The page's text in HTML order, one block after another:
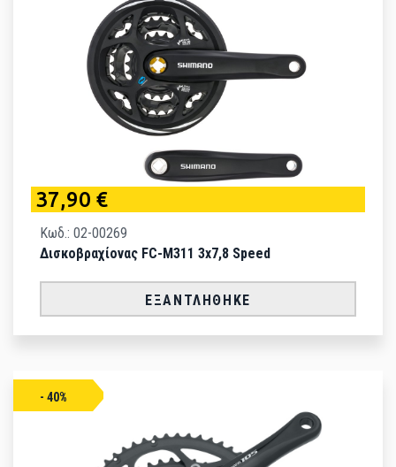
37,90 €
Κωδ.: 02-00269
Δισκοβραχίονας FC-M311 3x7,8 Speed
ΕΞΑΝΤΛΉΘΗΚΕ
- 40%